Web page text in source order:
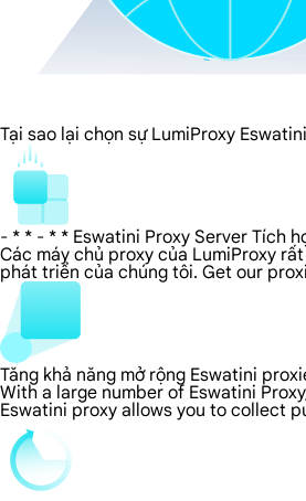
Tại sao lại chọn sự LumiProxy
- * * - * * Eswatini Proxy Server Tích
Các máy chủ proxy của LumiProxy
phát triển của chúng tôi. Get our
Tăng khả năng mở rộng Eswatini
With a large number of Eswatini
Eswatini proxy allows you to collect